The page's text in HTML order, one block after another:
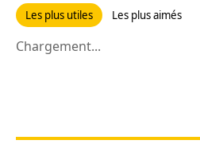
Les plus utiles Les plus aimés
Chargement...